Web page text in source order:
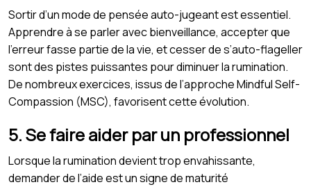
Sortir d’un mode de pensée auto-jugeant est essentiel.
Apprendre à se parler avec bienveillance, accepter que
l’erreur fasse partie de la vie, et cesser de s’auto-flageller
sont des pistes puissantes pour diminuer la rumination.
De nombreux exercices, issus de l’approche Mindful Self-
Compassion (MSC), favorisent cette évolution.
5. Se faire aider par un professionnel
Lorsque la rumination devient trop envahissante,
demander de l’aide est un signe de maturité